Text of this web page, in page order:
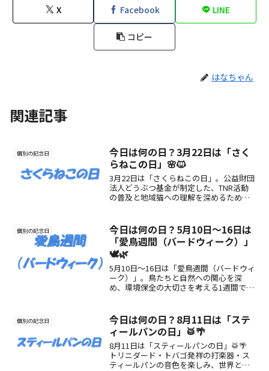
X Facebook LINE
コピー
はなちゃん
関連記事
個別の記念日
今日は何の日？3月22日は「さく
らねこの日」🌸🐱
3月22日は「さくらねこの日」。公益財団
法人どうぶつ基金が制定した、TNR活動
の普及と地域猫への理解を深めるための
す。
個別の記念日
今日は何の日？5月10日〜16日は
「愛鳥週間（バードウィーク）」
🕊️🌿
5月10日〜16日は「愛鳥週間（バードウィ
ーク）」。鳥たちと自然への関心を深
め、環境保全の大切さを考える1週間で
個別の記念日
今日は何の日？8月11日は「ステ
ィールパンの日」🥁🌴
8月11日は「スティールパンの日」🥁🌴
トリニダード・トバゴ発祥の打楽器・ス
ティールパンの音色を楽しみ、世界と音